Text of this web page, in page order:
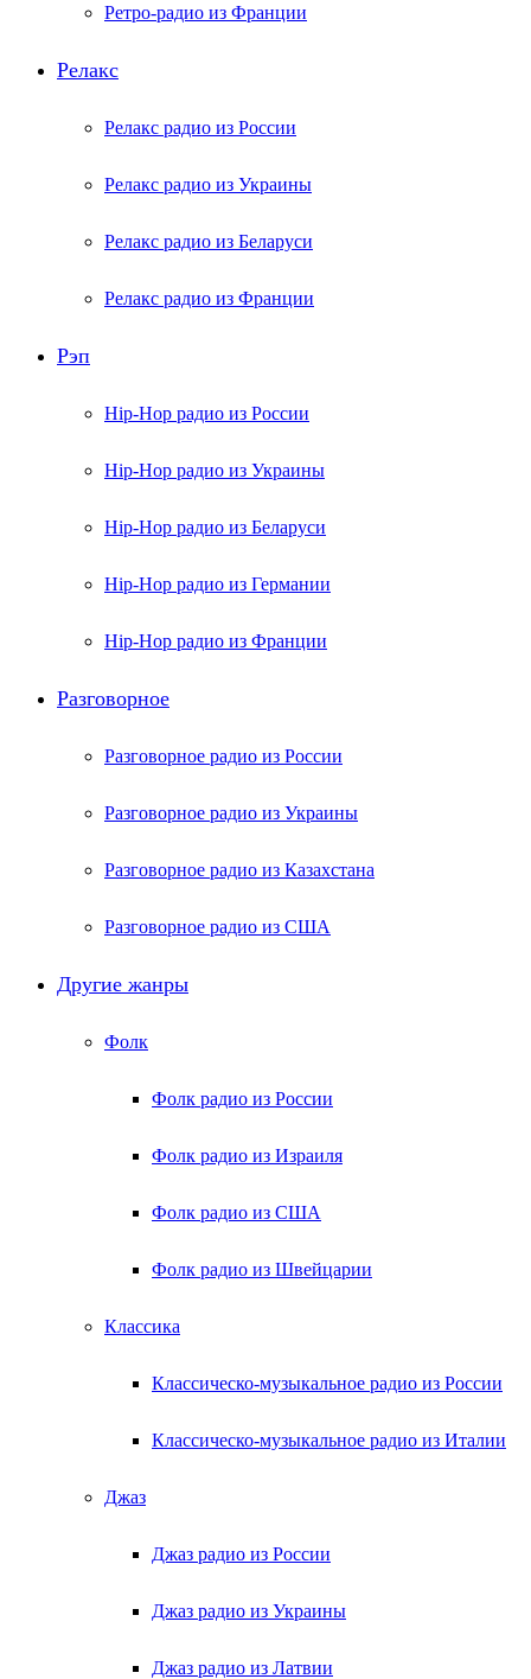
Ретро-радио из Франции
Релакс
Релакс радио из России
Релакс радио из Украины
Релакс радио из Беларуси
Релакс радио из Франции
Рэп
Hip-Hop радио из России
Hip-Hop радио из Украины
Hip-Hop радио из Беларуси
Hip-Hop радио из Германии
Hip-Hop радио из Франции
Разговорное
Разговорное радио из России
Разговорное радио из Украины
Разговорное радио из Казахстана
Разговорное радио из США
Другие жанры
Фолк
Фолк радио из России
Фолк радио из Израиля
Фолк радио из США
Фолк радио из Швейцарии
Классика
Классическо-музыкальное радио из России
Классическо-музыкальное радио из Италии
Джаз
Джаз радио из России
Джаз радио из Украины
Джаз радио из Латвии